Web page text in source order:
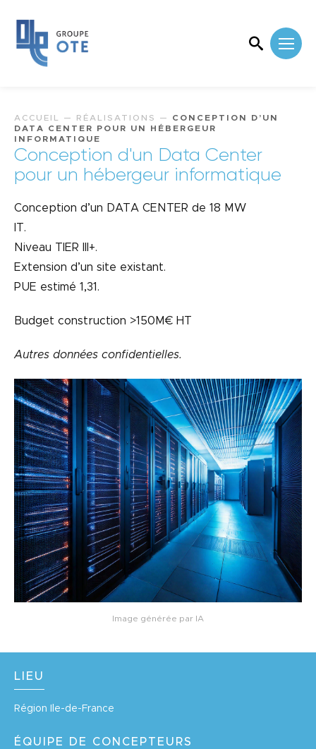
ACCUEIL — RÉALISATIONS — CONCEPTION D’UN
DATA CENTER POUR UN HÉBERGEUR
INFORMATIQUE
Conception d'un Data Center
pour un hébergeur informatique
Conception d’un DATA CENTER de 18 MW
IT.
Niveau TIER III+.
Extension d’un site existant.
PUE estimé 1,31.
Budget construction >150M€ HT
Autres données confidentielles.
Image générée par IA
LIEU
Région Ile-de-France
ÉQUIPE DE CONCEPTEURS